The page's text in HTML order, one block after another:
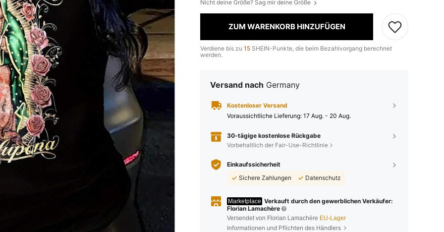
Nicht deine Größe? Sag mir deine Größe
ZUM WARENKORB HINZUFÜGEN
Verdiene bis zu 15 SHEIN-Punkte, die beim Bezahlvorgang berechnet
werden.
Versand nach Germany
Kostenloser Versand
Voraussichtliche Lieferung: 17 Aug. - 20 Aug.
30-tägige kostenlose Rückgabe
Vorbehaltlich der Fair-Use-Richtlinie
Einkaufssicherheit
Sichere Zahlungen
Datenschutz
Marketplace Verkauft durch den gewerblichen Verkäufer:
Florian Lamachère
Versendet von Florian Lamachère EU-Lager
Informationen und Pflichten des Händlers